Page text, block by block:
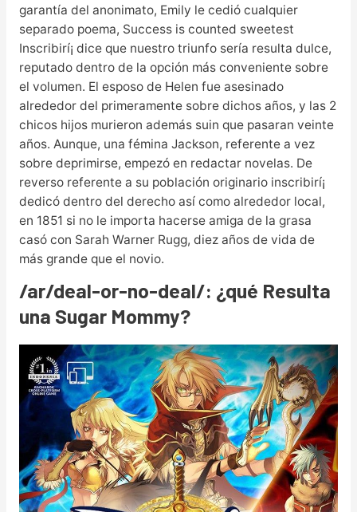
garantía del anonimato, Emily le cedió cualquier
separado poema, Success is counted sweetest
Inscribirí¡ dice que nuestro triunfo serí­a resulta dulce,
reputado dentro de la opción más conveniente sobre
el volumen. El esposo de Helen fue asesinado
alrededor del primeramente sobre dichos años, y las 2
chicos hijos murieron además suin que pasaran veinte
años. Aunque, una fémina Jackson, referente a vez
sobre deprimirse, empezó en redactar novelas. De
reverso referente a su población originario inscribirí¡
dedicó dentro del derecho así­ como alrededor local,
en 1851 si no le importa hacerse amiga de la grasa
casó con Sarah Warner Rugg, diez años de vida de
más grande que el novio.
/ar/deal-or-no-deal/: ¿qué Resulta
una Sugar Mommy?